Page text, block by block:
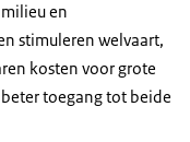
en
stimuleren welvaart,
kosten voor grote
toegang tot beide